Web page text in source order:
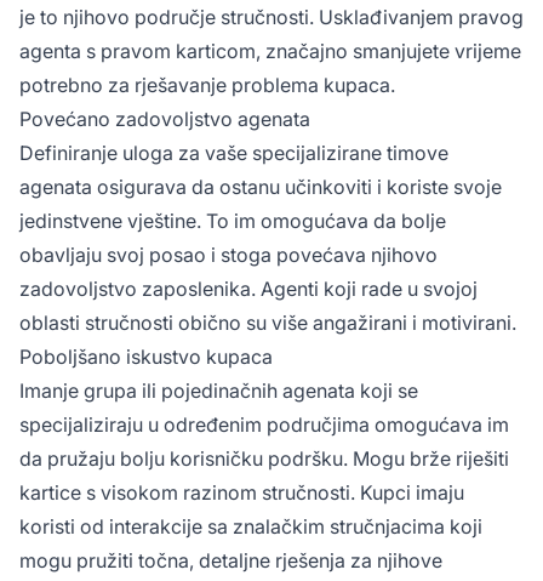
je to njihovo područje stručnosti. Usklađivanjem pravog
agenta s pravom karticom, značajno smanjujete vrijeme
potrebno za rješavanje problema kupaca.
Povećano zadovoljstvo agenata
Definiranje uloga za vaše specijalizirane timove
agenata osigurava da ostanu učinkoviti i koriste svoje
jedinstvene vještine. To im omogućava da bolje
obavljaju svoj posao i stoga povećava njihovo
zadovoljstvo zaposlenika. Agenti koji rade u svojoj
oblasti stručnosti obično su više angažirani i motivirani.
Poboljšano iskustvo kupaca
Imanje grupa ili pojedinačnih agenata koji se
specijaliziraju u određenim područjima omogućava im
da pružaju bolju korisničku podršku. Mogu brže riješiti
kartice s visokom razinom stručnosti. Kupci imaju
koristi od interakcije sa znalačkim stručnjacima koji
mogu pružiti točna, detaljne rješenja za njihove